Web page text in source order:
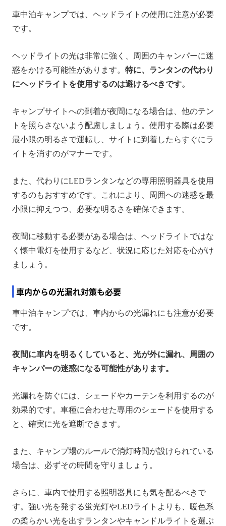
車中泊キャンプでは、ヘッドライトの使用に注意が必要
です。
ヘッドライトの光は非常に強く、周囲のキャンパーに迷
惑をかける可能性があります。 特に、ランタンの代わり
にヘッドライトを使用するのは避けるべきです。
キャンプサイトへの到着が夜間になる場合は、他のテン
トを照らさないよう配慮しましょう。使用する際は必要
最小限の明るさで運転し、サイトに到着したらすぐにラ
イトを消すのがマナーです。
また、代わりにLEDランタンなどの専用照明器具を使用
するのもおすすめです。これにより、周囲への迷惑を最
小限に抑えつつ、必要な明るさを確保できます。
夜間に移動する必要がある場合は、ヘッドライトではな
く懐中電灯を使用するなど、状況に応じた対応を心がけ
ましょう。
車内からの光漏れ対策も必要
車中泊キャンプでは、車内からの光漏れにも注意が必要
です。
夜間に車内を明るくしていると、光が外に漏れ、周囲の
キャンパーの迷惑になる可能性があります。
光漏れを防ぐには、シェードやカーテンを利用するのが
効果的です。車種に合わせた専用のシェードを使用する
と、確実に光を遮断できます。
また、キャンプ場のルールで消灯時間が設けられている
場合は、必ずその時間を守りましょう。
さらに、車内で使用する照明器具にも気を配るべきで
す。強い光を発する蛍光灯やLEDライトよりも、暖色系
の柔らかい光を出すランタンやキャンドルライトを選ぶ